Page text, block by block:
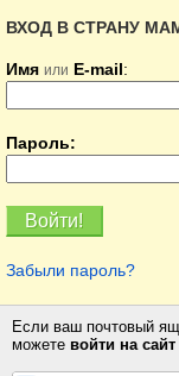
ВХОД В СТРАНУ
Имя или E-mail:
Пароль:
Забыли пароль?
Если ваш почтовый
можете войти на